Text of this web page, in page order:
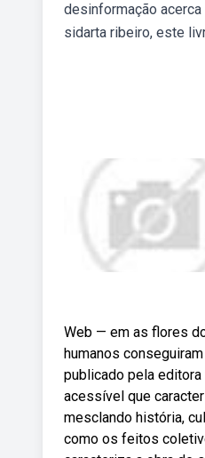
desinformação
sidarta ribeiro, este
Web — em as flores
humanos
publicado pela
acessível que
mesclando história,
como os feitos